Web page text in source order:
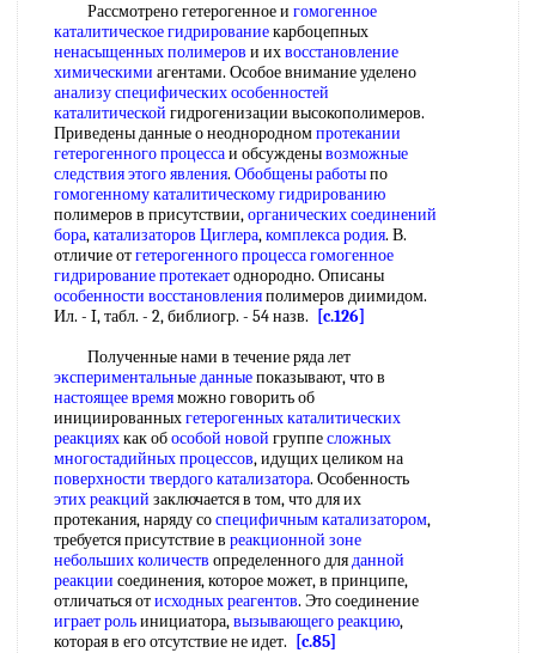
Рассмотрено гетерогенное и гомогенное
каталитическое гидрированиекарбоцепных
ненасыщенных полимеров и ихвосстановление
химическими агентами. Особое внимание уделено
анализу специфическихособенностей
каталитической гидрогенизации высокополимеров.
Приведены данные о неоднородномпротекании
гетерогенного процессаи обсужденывозможные
следствияэтого явления. Обобщены работыпо
гомогенному каталитическому гидрированию
полимеров в присутствии,органических соединений
бора,катализаторов Циглера,комплекса родия. В.
отличие отгетерогенного процесса гомогенное
гидрирование протекаетоднородно. Описаны
особенности восстановленияполимеров диимидом.
Ил. - I, табл. - 2, библиогр. - 54 назв.
[c.126]
Полученные нами в течение ряда лет
экспериментальные данныепоказывают, что в
настоящее времяможно говорить об
инициированныхгетерогенных каталитических
реакцияхкак обособой новой группесложных
многостадийных процессов, идущих целиком на
поверхности твердого катализатора. Особенность
этих реакций заключается в том, что для их
протекания, наряду соспецифичным катализатором,
требуется присутствие в реакционной зоне
небольших количеств определенного дляданной
реакции соединения, которое может, в принципе,
отличаться отисходных реагентов. Это соединение
играет рольинициатора,вызывающего реакцию,
которая в его отсутствие не идет.
[c.85]